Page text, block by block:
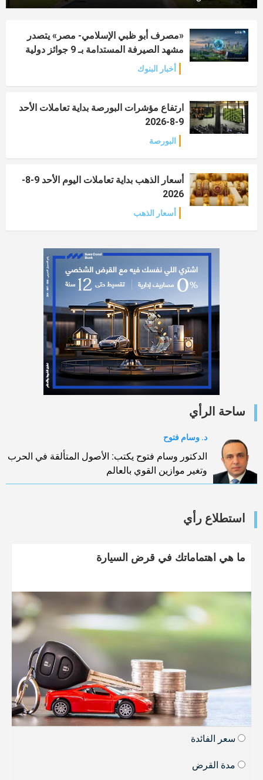
«مصرف أبو ظبي الإسلامي- مصر» يتصدر
مشهد الصيرفة المستدامة بـ 9 جوائز دولية
أخبار البنوك
ارتفاع مؤشرات البورصة بداية تعاملات الأحد
9-8-2026
البورصة
أسعار الذهب بداية تعاملات اليوم الأحد 9-8-
2026
أسعار الذهب
ساحة الرأي
د. وسام فتوح
الدكتور وسام فتوح يكتب: الأصول المتألقة في الحرب
وتغير موازين القوي بالعالم
استطلاع رأي
ما هي اهتماماتك في قرض السيارة
سعر الفائدة
مدة القرض